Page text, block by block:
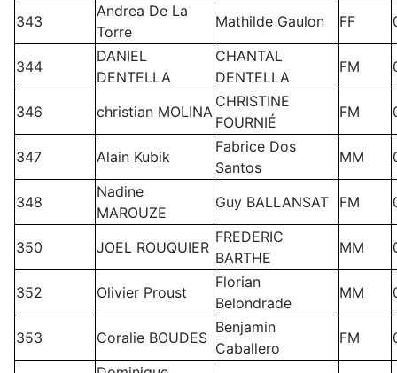
343
Andrea De La
Torre
Mathilde Gaulon FF
344
DANIEL
DENTELLA
CHANTAL
DENTELLA
FM
346 christian MOLINA
CHRISTINE
FOURNIÉ
FM
347 Alain Kubik
Fabrice Dos
Santos
MM
348
Nadine
MAROUZE
Guy BALLANSAT FM
350 JOEL ROUQUIER
FREDERIC
BARTHE
MM
352 Olivier Proust
Florian
Belondrade
MM
353 Coralie BOUDES
Benjamin
Caballero
FM